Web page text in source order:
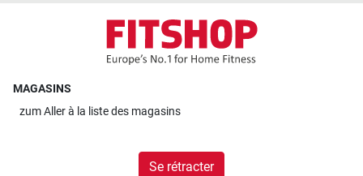
MAGASINS
zumAller à la liste des magasins
Se rétracter